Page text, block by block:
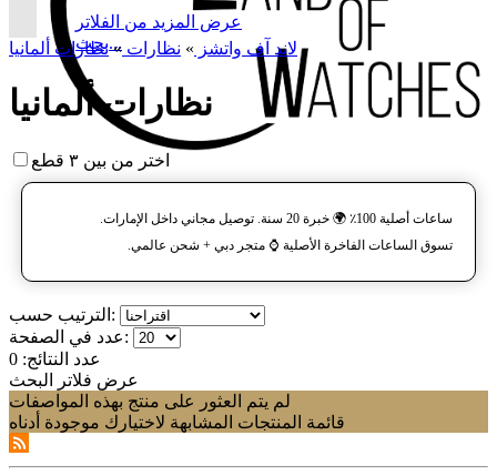
عرض المزيد من الفلاتر
بحث...
لاند آف واتشز » نظارات » نظارات ألمانيا
نظارات ألمانيا
اختر من بين ٣ قطع
ساعات أصلية 100٪ 🌍 خبرة 20 سنة. توصيل مجاني داخل الإمارات.
تسوق الساعات الفاخرة الأصلية ⌚️ متجر دبي + شحن عالمي.
الترتيب حسب:
عدد في الصفحة:
عدد النتائج: 0
عرض فلاتر البحث
لم يتم العثور على منتج بهذه المواصفات
قائمة المنتجات المشابهة لاختيارك موجودة أدناه